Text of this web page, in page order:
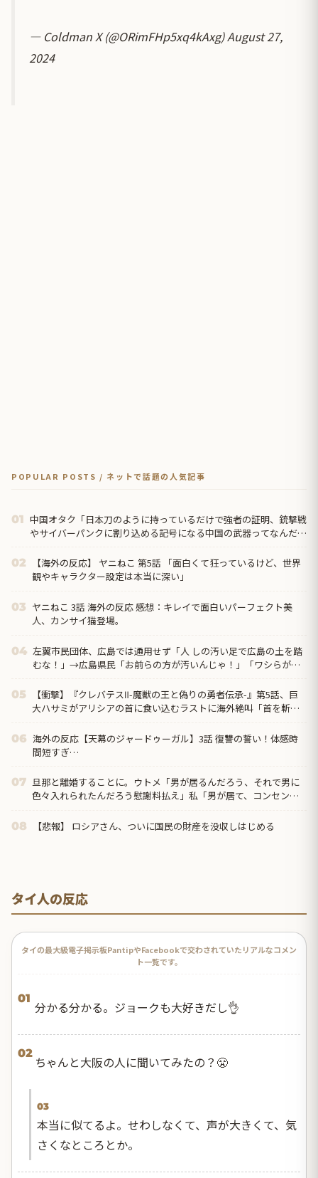
— Coldman X (@ORimFHp5xq4kAxg)August 27,
2024
POPULAR POSTS / ネットで話題の人気記事
01 中国オタク「日本刀のように持っているだけで強者の証明、銃撃戦
やサイバーパンクに割り込める記号になる中国の武器ってなんだろ
02
【海外の反応】 ヤニねこ 第5話 「面白くて狂っているけど、世界
観やキャラクター設定は本当に深い」
03 ヤニねこ 3話 海外の反応 感想：キレイで面白いパーフェクト美
人、カンサイ猫登場。
04 左翼市民団体、広島では通用せず「人 しの汚い足で広島の土を踏
むな！」→広島県民「お前らの方が汚いんじゃ！」「ワシらが広
05
【衝撃】『クレバテスⅡ-魔獣の王と偽りの勇者伝承-』第5話、巨
大ハサミがアリシアの首に食い込むラストに海外絶叫「首を斬り
06 海外の反応【天幕のジャードゥーガル】3話 復讐の誓い！体感時
間短すぎ…
07 旦那と離婚することに。ウトメ「男が居るんだろう、それで男に
色々入れられたんだろう慰謝料払え」私「男が居て、コンセント
08 【悲報】 ロシアさん、ついに国民の財産を没収しはじめる
タイ人の反応
タイの最大級電子掲示板PantipやFacebookで交わされていたリアルなコメン
ト一覧です。
01
分かる分かる。ジョークも大好きだし👌
02
ちゃんと大阪の人に聞いてみたの？😤
03
本当に似てるよ。せわしなくて、声が大きくて、気
さくなところとか。